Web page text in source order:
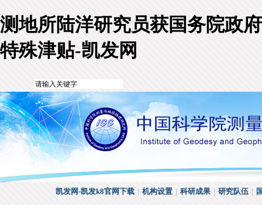
测地所陆洋研究员获国务院政府
特殊津贴-凯发网
凯发网-凯发k8官网下载|机构设置|科研成果|研究队伍|